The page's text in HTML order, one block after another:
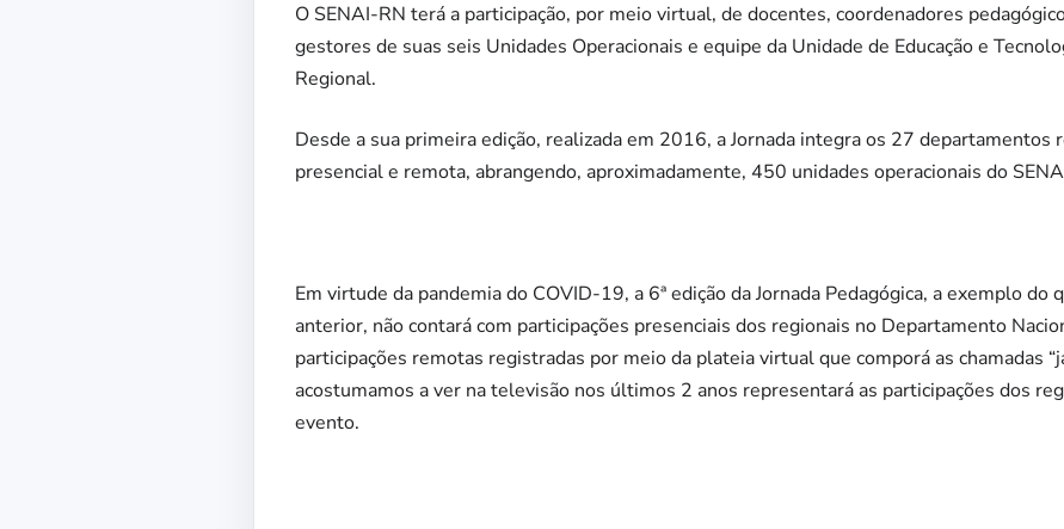
O SENAI-RN terá a participação, por meio virtual, de docentes, coordenadores
gestores de suas seis Unidades Operacionais e equipe da Unidade de Educação e
Regional.
Desde a sua primeira edição, realizada em 2016, a Jornada integra os 27 departamentos
presencial e remota, abrangendo, aproximadamente, 450 unidades operacionais do
Em virtude da pandemia do COVID-19, a 6ª edição da Jornada Pedagógica, a exemplo do
anterior, não contará com participações presenciais dos regionais no Departamento
participações remotas registradas por meio da plateia virtual que comporá as chamadas
acostumamos a ver na televisão nos últimos 2 anos representará as participações dos
evento.